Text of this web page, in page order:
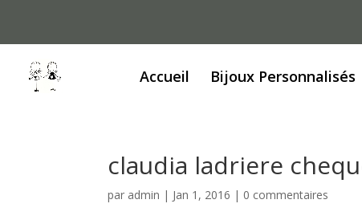
Accueil
Bijoux Personnalisés
claudia ladriere
par admin | Jan 1, 2016 | 0 commentaires